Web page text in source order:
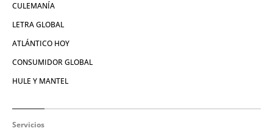
CULEMANÍA
LETRA GLOBAL
ATLÁNTICO HOY
CONSUMIDOR GLOBAL
HULE Y MANTEL
Servicios